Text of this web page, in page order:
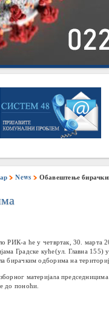
News Обавештење
РИК-а ће у четвртак, 30. марта
Градске куће(ул. Главна
бирачким одборима на
материјала
до поноћи.